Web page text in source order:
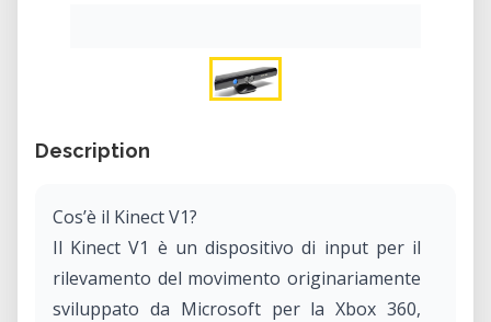
Description
Cos’è il Kinect V1?
Il Kinect V1 è un dispositivo di input per il
rilevamento del movimento originariamente
sviluppato da Microsoft per la Xbox 360,